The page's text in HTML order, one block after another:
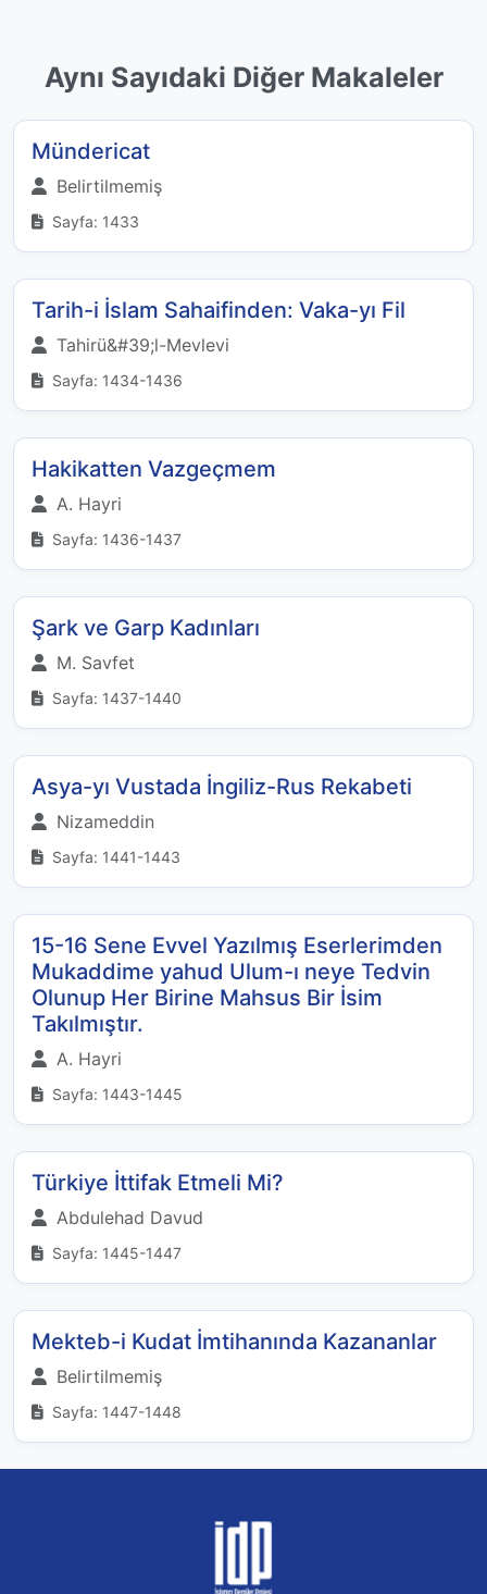
Aynı Sayıdaki Diğer Makaleler
Mündericat
Belirtilmemiş
Sayfa: 1433
Tarih-i İslam Sahaifinden: Vaka-yı Fil
Tahirü&#39;l-Mevlevi
Sayfa: 1434-1436
Hakikatten Vazgeçmem
A. Hayri
Sayfa: 1436-1437
Şark ve Garp Kadınları
M. Savfet
Sayfa: 1437-1440
Asya-yı Vustada İngiliz-Rus Rekabeti
Nizameddin
Sayfa: 1441-1443
15-16 Sene Evvel Yazılmış Eserlerimden
Mukaddime yahud Ulum-ı neye Tedvin
Olunup Her Birine Mahsus Bir İsim
Takılmıştır.
A. Hayri
Sayfa: 1443-1445
Türkiye İttifak Etmeli Mi?
Abdulehad Davud
Sayfa: 1445-1447
Mekteb-i Kudat İmtihanında Kazananlar
Belirtilmemiş
Sayfa: 1447-1448